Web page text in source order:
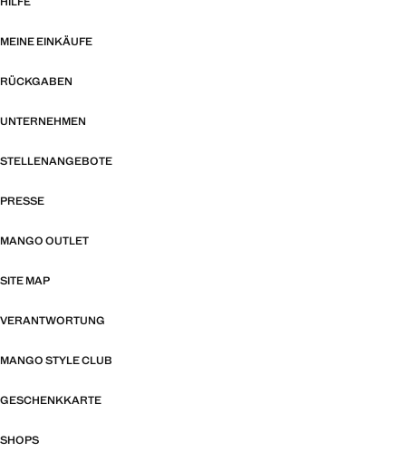
MEINE EINKÄUFE
RÜCKGABEN
UNTERNEHMEN
STELLENANGEBOTE
PRESSE
MANGO OUTLET
SITE MAP
VERANTWORTUNG
MANGO STYLE CLUB
GESCHENKKARTE
SHOPS